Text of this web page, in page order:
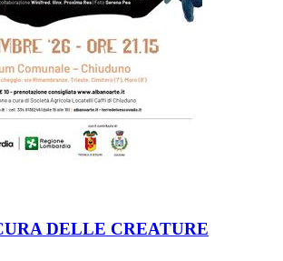
DELLE CREATURE